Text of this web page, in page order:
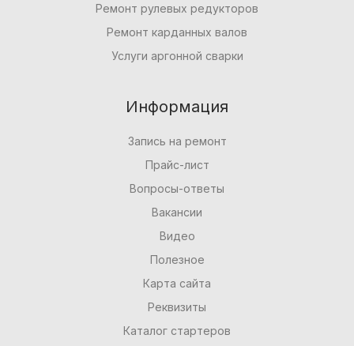
Ремонт рулевых редукторов
Ремонт карданных валов
Услуги аргонной сварки
Информация
Запись на ремонт
Прайс-лист
Вопросы-ответы
Вакансии
Видео
Полезное
Карта сайта
Реквизиты
Каталог стартеров